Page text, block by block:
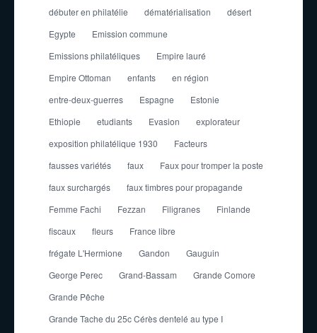
débuter en philatélie
dématérialisation
désert
Egypte
Emission commune
Emissions philatéliques
Empire lauré
Empire Ottoman
enfants
en région
entre-deux-guerres
Espagne
Estonie
Ethiopie
etudiants Evasion
explorateur
exposition philatélique 1930
Facteurs
fausses variétés
faux
Faux pour tromper la poste
faux surchargés
faux timbres pour propagande
Femme Fachi
Fezzan Filigranes
Finlande
fiscaux
fleurs
France libre
frégate L'Hermione
Gandon
Gauguin
George Perec
Grand-Bassam
Grande Comore
Grande Pêche
Grande Tache du 25c Cérès dentelé au type I